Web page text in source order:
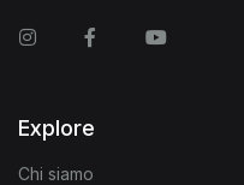
InstagramFacebookYou Tube
Explore
Chi siamo